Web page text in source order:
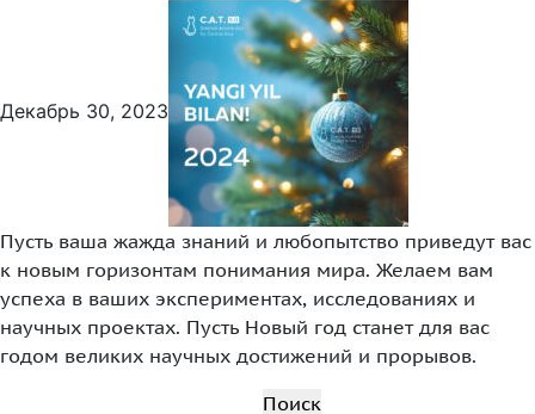
+99890 319 23 51
Инструмент диагностики ИС ВОИС
Декабрь 30, 2023
Пусть ваша жажда знаний и любопытство приведут вас
к новым горизонтам понимания мира. Желаем вам
успеха в ваших экспериментах, исследованиях и
научных проектах. Пусть Новый год станет для вас
годом великих научных достижений и прорывов.